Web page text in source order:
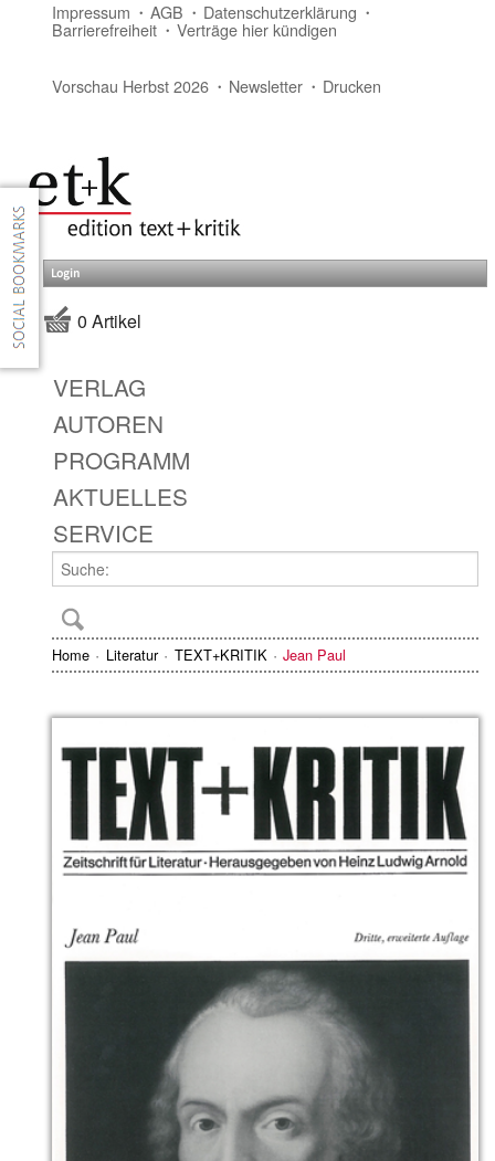
Impressum AGB Datenschutzerklärung
Barrierefreiheit Verträge hier kündigen
Vorschau Herbst 2026 Newsletter Drucken
Login
0 Artikel
VERLAG
AUTOREN
PROGRAMM
AKTUELLES
SERVICE
Home Literatur TEXT+KRITIK Jean Paul